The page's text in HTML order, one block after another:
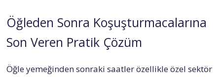
Öğleden Sonra Koşuşturmacalarına
Son Veren Pratik Çözüm
Öğle yemeğinden sonraki saatler özellikle özel sektör